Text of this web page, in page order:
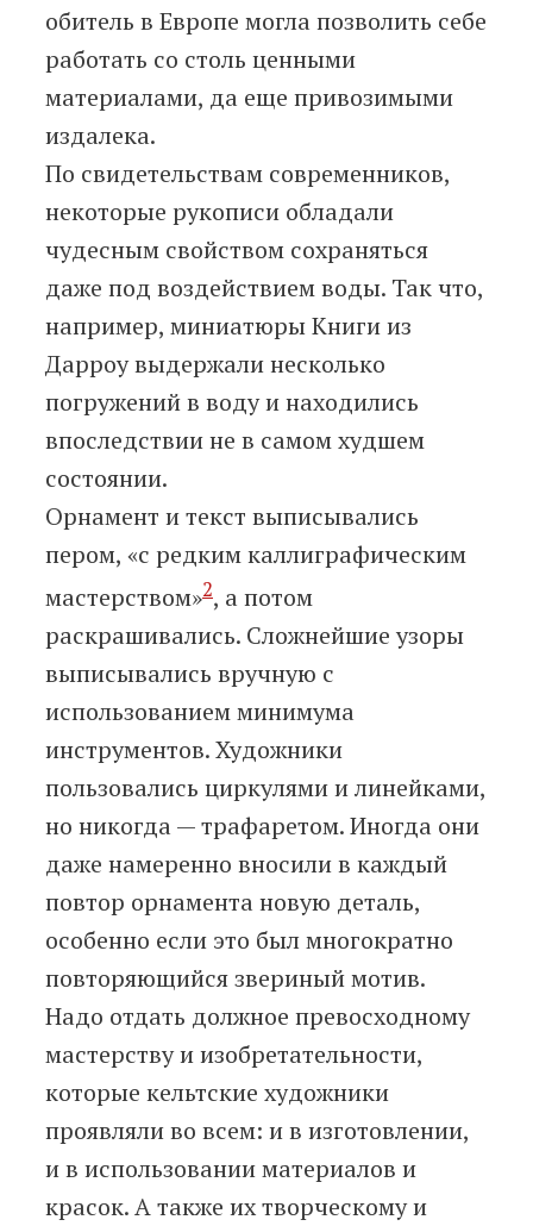
обитель в Европе могла позволить себе
работать со столь ценными
материалами, да еще привозимыми
издалека.
По свидетельствам современников,
некоторые рукописи обладали
чудесным свойством сохраняться
даже под воздействием воды. Так что,
например, миниатюры Книги из
Дарроу выдержали несколько
погружений в воду и находились
впоследствии не в самом худшем
состоянии.
Орнамент и текст выписывались
пером, «с редким каллиграфическим
мастерством»2, а потом
раскрашивались. Сложнейшие узоры
выписывались вручную с
использованием минимума
инструментов. Художники
пользовались циркулями и линейками,
но никогда — трафаретом. Иногда они
даже намеренно вносили в каждый
повтор орнамента новую деталь,
особенно если это был многократно
повторяющийся звериный мотив.
Надо отдать должное превосходному
мастерству и изобретательности,
которые кельтские художники
проявляли во всем: и в изготовлении,
и в использовании материалов и
красок. А также их творческому и